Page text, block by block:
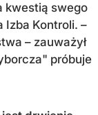
kwestią swego
Izba Kontroli. –
– zauważył
próbuje